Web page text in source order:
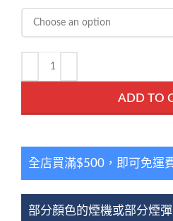
ADD TO
全店買滿$500，即可免運
部分顏色的煙機或部分煙